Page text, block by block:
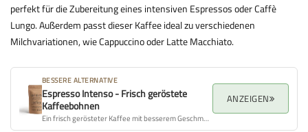
perfekt für die Zubereitung eines intensiven Espressos oder Caffè
Lungo. Außerdem passt dieser Kaffee ideal zu verschiedenen
Milchvariationen, wie Cappuccino oder Latte Macchiato.
BESSERE ALTERNATIVE
Espresso Intenso - Frisch geröstete
Kaffeebohnen
Ein frisch gerösteter Kaffee mit besserem Geschmacksprofil, Aroma und Gesamtqualität.
ANZEIGEN